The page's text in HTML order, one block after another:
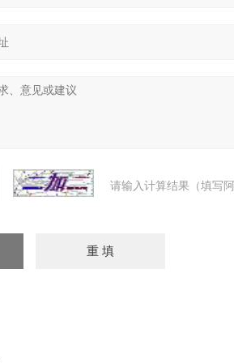
请输入计算结果（填写